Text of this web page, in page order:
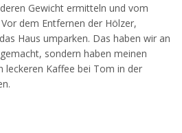
Gewicht ermitteln und vom
dem Entfernen der Hölzer,
Haus umparken. Das haben wir an
sondern haben meinen
leckeren Kaffee bei Tom in der